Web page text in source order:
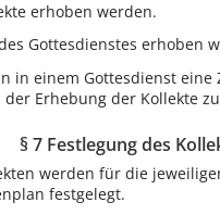
erhoben werden.
Gottesdienstes erhoben
in einem Gottesdienst
Erhebung der Kollekte
§ 7 Festlegung des
werden für die
festgelegt.